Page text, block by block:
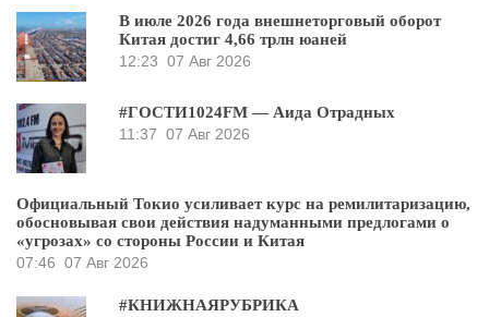
В июле 2026 года внешнеторговый оборот
Китая достиг 4,66 трлн юаней
12:23 07 Авг 2026
#ГОСТИ1024FM — Аида Отрадных
11:37 07 Авг 2026
Официальный Токио усиливает курс на ремилитаризацию,
обосновывая свои действия надуманными предлогами о
«угрозах» со стороны России и Китая
07:46 07 Авг 2026
#КНИЖНАЯРУБРИКА